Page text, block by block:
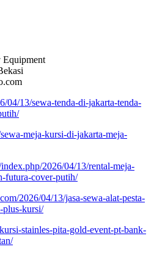
Equipment
04/13/sewa-tenda-di-jakarta-tenda-
meja-kursi-di-jakarta-meja-
2026/04/13/rental-meja-
futura-cover-putih/
2026/04/13/jasa-sewa-alat-pesta-
plus-kursi/
stainles-pita-gold-event-pt-bank-